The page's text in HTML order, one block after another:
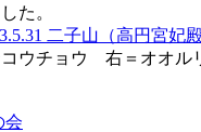
た。
コウチョウ 右＝オオル
会